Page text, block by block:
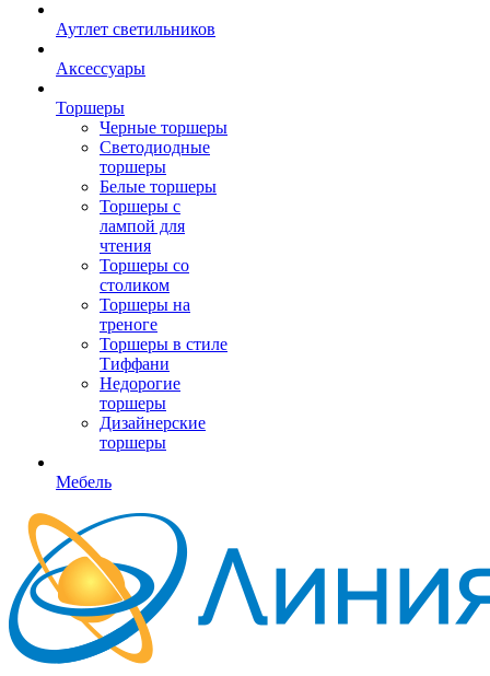
Аутлет светильников
Аксессуары
Торшеры
Черные торшеры
Светодиодные
торшеры
Белые торшеры
Торшеры с
лампой для
чтения
Торшеры со
столиком
Торшеры на
треноге
Торшеры в стиле
Тиффани
Недорогие
торшеры
Дизайнерские
торшеры
Мебель